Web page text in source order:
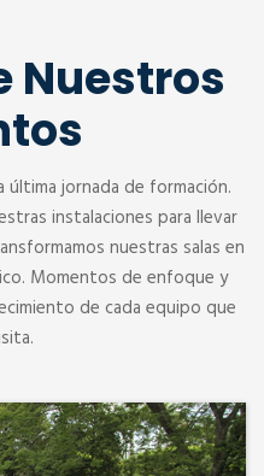
Nuestros
jornada de formación.
instalaciones para llevar
nuestras salas en
Momentos de enfoque y
de cada equipo que